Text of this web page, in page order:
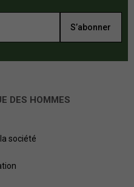
S’abonner
DES HOMMES
société